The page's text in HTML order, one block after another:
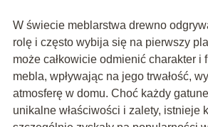
W świecie meblarstwa drewno
rolę i często wybija się na pierwszy
może całkowicie odmienić charakter i
mebla, wpływając na jego trwałość,
atmosferę w domu. Choć każdy
unikalne właściwości i zalety, istnieje